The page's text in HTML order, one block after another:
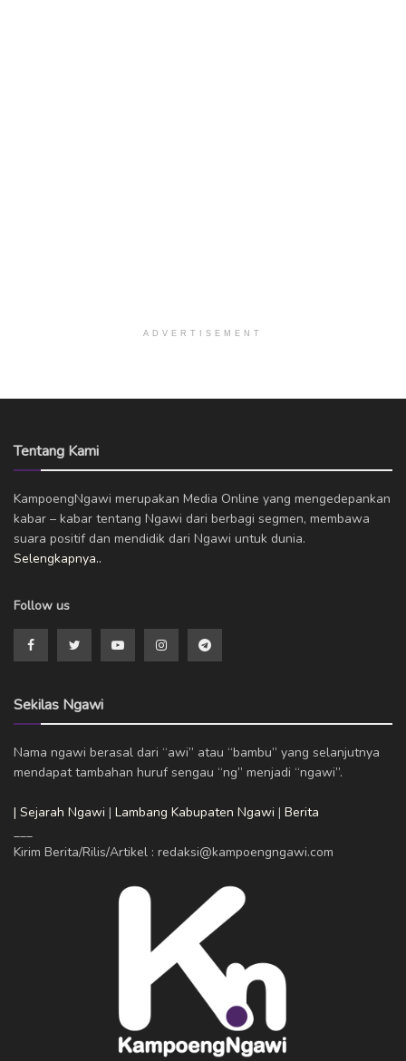
ADVERTISEMENT
Tentang Kami
KampoengNgawi merupakan Media Online yang mengedepankan
kabar – kabar tentang Ngawi dari berbagi segmen, membawa
suara positif dan mendidik dari Ngawi untuk dunia.
Selengkapnya..
Follow us
Sekilas Ngawi
Nama ngawi berasal dari “awi” atau “bambu” yang selanjutnya
mendapat tambahan huruf sengau “ng” menjadi “ngawi”.
| Sejarah Ngawi | Lambang Kabupaten Ngawi | Berita
Kirim Berita/Rilis/Artikel : redaksi@kampoengngawi.com